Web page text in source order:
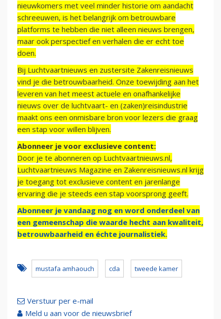
nieuwkomers met veel minder historie om aandacht
schreeuwen, is het belangrijk om betrouwbare
platforms te hebben die niet alleen nieuws brengen,
maar ook perspectief en verhalen die er echt toe
doen.
Bij Luchtvaartnieuws en zustersite Zakenreisnieuws
vind je die betrouwbaarheid. Onze toewijding aan het
leveren van het meest actuele en onafhankelijke
nieuws over de luchtvaart- en (zaken)reisindustrie
maakt ons een onmisbare bron voor lezers die graag
een stap voor willen blijven.
Abonneer je voor exclusieve content:
Door je te abonneren op Luchtvaartnieuws.nl,
Luchtvaartnieuws Magazine en Zakenreisnieuws.nl krijg
je toegang tot exclusieve content en jarenlange
ervaring die je steeds een stap voorsprong geeft.
Abonneer je vandaag nog en word onderdeel van
een gemeenschap die waarde hecht aan kwaliteit,
betrouwbaarheid en échte journalistiek.
mustafa amhaouch cda tweede kamer
Verstuur per e-mail
Meld u aan voor de nieuwsbrief